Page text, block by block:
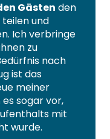
Gästen den
und
Ich verbringe
zu
nach
ist das
meiner
sogar vor,
mit
wurde.